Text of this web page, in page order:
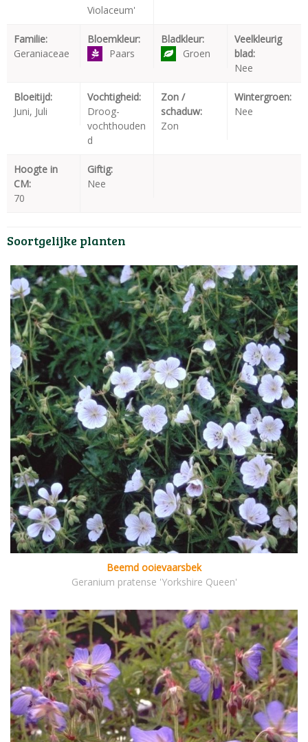
Violaceum'
Familie:
Geraniaceae
Bloemkleur:
Paars
Bladkleur:
Groen
Veelkleurig
blad:
Nee
Bloeitijd:
Juni, Juli
Vochtigheid:
Droog-
vochthouden
d
Zon /
schaduw:
Zon
Wintergroen:
Nee
Hoogte in
CM:
70
Giftig:
Nee
Soortgelijke planten
Beemd ooievaarsbek
Geranium pratense 'Yorkshire Queen'